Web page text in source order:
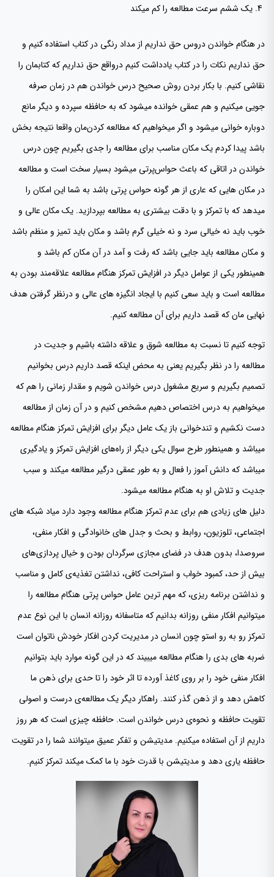
یک ششم سرعت مطالعه را کم میکند
در هنگام خواندن دروس حق نداریم از مداد رنگی در کتاب استفاده کنیم و
حق نداریم نکات را در کتاب یادداشت کنیم درواقع حق نداریم که کتابمان را
نقاشی کنیم. با بکار بردن روش صحیح درس خواندن هم در زمان صرفه
جویی میکنیم و هم عمقی خوانده میشود که به حافظه سپرده و دیگر مانع
دوباره خوانی میشود و اگر میخواهیم که مطالعه کردن‌مان واقعا نتیجه بخش
باشد پیدا کردم یک مکان مناسب برای مطالعه را جدی بگیریم چون درس
خواندن در اتاقی که باعث حواس‌پرتی میشود بسیار سخت است و مطالعه
در مکان هایی که عاری از هر گونه حواس پرتی باشد به شما این امکان را
میدهد که با تمرکز و با دقت بیشتری به مطالعه بپردازید. یک مکان عالی و
خوب باید نه خیالی سرد و نه خیلی گرم باشد و مکان باید تمیز و منظم باشد
و مکان مطالعه باید جایی باشد که رفت و آمد در آن مکان کم باشد و
همینطور یکی از عوامل دیگر در افزایش تمرکز هنگام مطالعه علاقه‌مند بودن به
مطالعه است و باید سعی کنیم با ایجاد انگیزه های عالی و درنظر گرفتن هدف
نهایی مان که قصد داریم برای آن مطالعه کنیم.
توجه کنیم تا نسبت به مطالعه شوق و علاقه داشته باشیم و جدیت در
مطالعه را در نظر بگیریم یعنی به محض اینکه قصد داریم درس بخوانیم
تصمیم بگیریم و سریع مشغول درس خواندن شویم و مقدار زمانی را هم که
میخواهیم به درس اختصاص دهیم مشخص کنیم و در آن زمان از مطالعه
دست نکشیم و تندخوانی باز یک عامل دیگر برای افزایش تمرکز هنگام مطالعه
میباشد و همینطور طرح سوال یکی دیگر از راه‌های افزایش تمرکز و یادگیری
میباشد که دانش آموز را فعال و به طور عمقی درگیر مطالعه میکند و سبب
جدیت و تلاش او به هنگام مطالعه میشود.
دلیل های زیادی هم برای عدم تمرکز هنگام مطالعه وجود دارد میاد شبکه های
اجتماعی، تلوزیون، روابط و بحث و جدل های خانوادگی و افکار منفی،
سروصدا، بدون هدف در فضای مجازی سرگردان بودن و خیال پردازی‌های
بیش از حد، کمبود خواب و استراحت کافی، نداشتن تغذیه‌ی کامل و مناسب
و نداشتن برنامه ریزی، که مهم ترین عامل حواس پرتی هنگام مطالعه را
میتوانیم افکار منفی روزانه بدانیم که متاسفانه روزانه انسان با این نوع عدم
تمرکز رو به رو استو چون انسان در مدیریت کردن افکار خودش ناتوان است
ضربه های بدی را هنگام مطالعه میبیند که در این گونه موارد باید بتوانیم
افکار منفی خود را بر روی کاغذ آورده تا اثر خود را تا حدی برای ذهن ما
کاهش دهد و از ذهن گذر کنند. راهکار دیگر یک مطالعه‌ی درست و اصولی
تقویت حافظه و نحوه‌ی درس خواندن است. حافظه چیزی است که هر روز
داریم از آن استفاده میکنیم. مدیتیشن و تفکر عمیق میتوانند شما را در تقویت
حافظه یاری دهد و مدیتیشن با قدرت خود با ما کمک میکند تمرکز کنیم.